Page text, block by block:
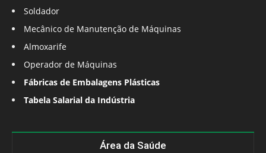
Soldador
Mecânico de Manutenção de Máquinas
Almoxarife
Operador de Máquinas
Fábricas de Embalagens Plásticas
Tabela Salarial da Indústria
Área da Saúde